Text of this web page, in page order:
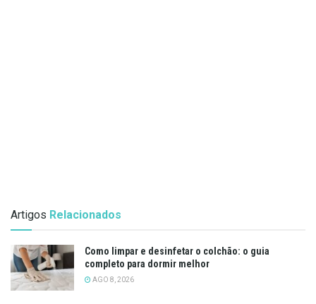
Artigos Relacionados
Como limpar e desinfetar o colchão: o guia
completo para dormir melhor
AGO 8, 2026